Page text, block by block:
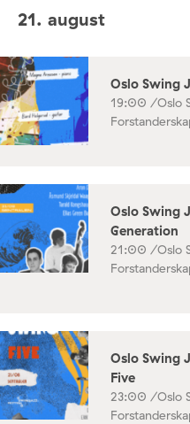
21. august
Oslo Swing
19:00 /Oslo
Oslo Swing
Generation
21:00 /Oslo
Oslo Swing
Five
23:00 /Oslo